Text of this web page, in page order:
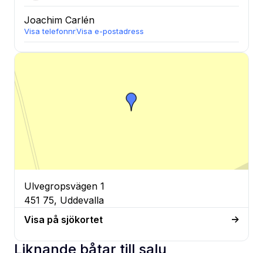
Joachim Carlén
Visa telefonnrVisa e-postadress
Ulvegropsvägen 1
451 75, Uddevalla
Visa på sjökortet
Liknande båtar till salu